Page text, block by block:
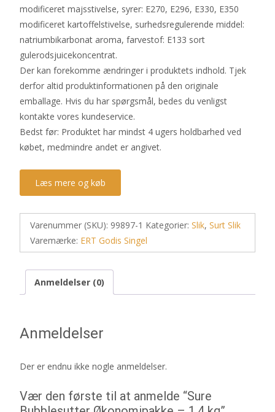
modificeret majsstivelse, syrer: E270, E296, E330, E350
modificeret kartoffelstivelse, surhedsregulerende middel:
natriumbikarbonat aroma, farvestof: E133 sort
gulerodsjuicekoncentrat.
Der kan forekomme ændringer i produktets indhold. Tjek
derfor altid produktinformationen på den originale
emballage. Hvis du har spørgsmål, bedes du venligst
kontakte vores kundeservice.
Bedst før: Produktet har mindst 4 ugers holdbarhed ved
købet, medmindre andet er angivet.
Læs mere og køb
Varenummer (SKU): 99897-1 Kategorier: Slik, Surt Slik
Varemærke: ERT Godis Singel
Anmeldelser (0)
Anmeldelser
Der er endnu ikke nogle anmeldelser.
Vær den første til at anmelde “Sure